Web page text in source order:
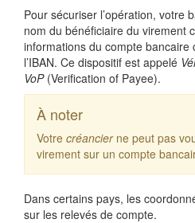
Pour sécuriser l’opération, votre
nom du bénéficiaire du virement
informations du compte bancaire
l’IBAN. Ce dispositif est appelé
VoP (Verification of Payee).
À noter
Votre créancier ne peut pas
virement sur un compte
Dans certains pays, les
sur les relevés de compte.